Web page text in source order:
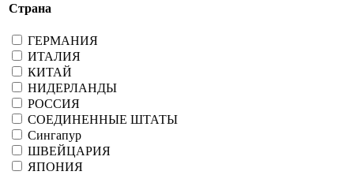
Страна
ГЕРМАНИЯ
ИТАЛИЯ
КИТАЙ
НИДЕРЛАНДЫ
РОССИЯ
СОЕДИНЕННЫЕ ШТАТЫ
Сингапур
ШВЕЙЦАРИЯ
ЯПОНИЯ